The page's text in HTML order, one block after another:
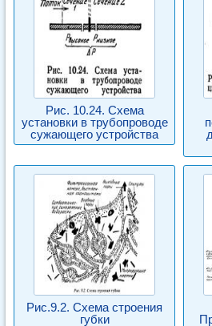
Рис. 10.24. Схема
установки в трубопроводе
сужающего устройства
Рис.9.2. Схема строения
губки